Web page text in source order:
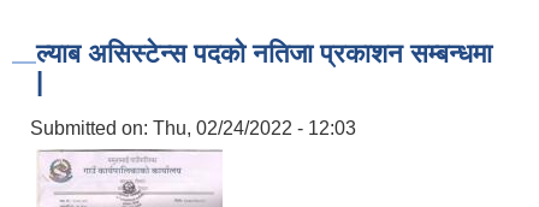
ल्याब असिस्टेन्स पदको नतिजा प्रकाशन सम्बन्धमा
Submitted on: Thu, 02/24/2022 - 12:03